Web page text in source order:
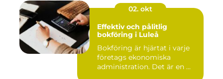
02. okt
Effektiv och pålitlig
bokföring i Luleå
Bokföring är hjärtat i varje
företags ekonomiska
administration. Det är en ...